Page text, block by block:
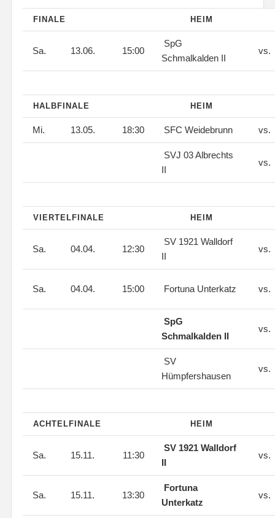
FINALE HEIM
Sa. 13.06. 15:00
SpG
Schmalkalden II
vs.
HALBFINALE HEIM
Mi. 13.05. 18:30 SFC Weidebrunn vs.
SVJ 03 Albrechts
II
vs.
VIERTELFINALE HEIM
Sa. 04.04. 12:30
SV 1921 Walldorf
II
vs.
Sa. 04.04. 15:00 Fortuna Unterkatz vs.
SpG
Schmalkalden II
vs.
SV
Hümpfershausen
vs.
ACHTELFINALE HEIM
Sa. 15.11. 11:30
SV 1921 Walldorf
II
vs.
Sa. 15.11. 13:30
Fortuna
Unterkatz
vs.